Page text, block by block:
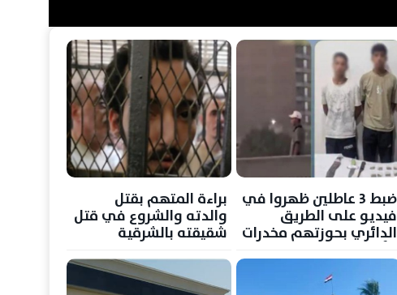
ضبط 3 عاطلين ظهروا في
فيديو على الطريق
الدائري بحوزتهم مخدرات
براءة المتهم بقتل
والدته والشروع في قتل
شقيقته بالشرقية
الصحة النفسية